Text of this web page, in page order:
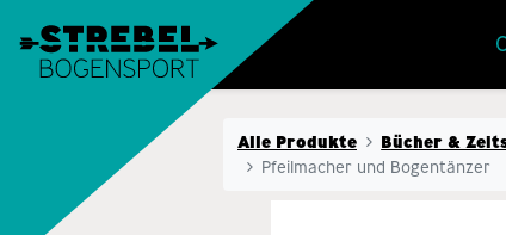
Alle Produkte
Bücher &
Pfeilmacher und Bogentänzer